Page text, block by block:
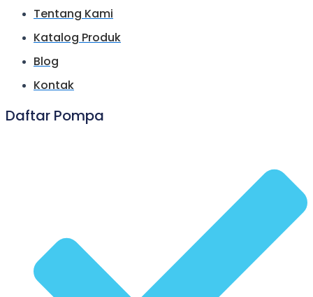
Tentang Kami
Katalog Produk
Blog
Kontak
Daftar Pompa